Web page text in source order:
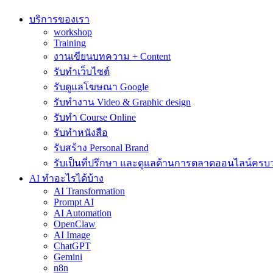
บริการของเรา
workshop
Training
งานเขียนบทความ + Content
รับทำเว็บไซต์
รับดูแลโฆษณา Google
รับทำงาน Video & Graphic design
รับทำ Course Online
รับทำหนังสือ
รับสร้าง Personal Brand
รับเป็นที่ปรึกษา และดูแลด้านการตลาดออนไลน์ครบ
AI ทำอะไรได้บ้าง
AI Transformation
Prompt AI
AI Automation
OpenClaw
AI Image
ChatGPT
Gemini
n8n